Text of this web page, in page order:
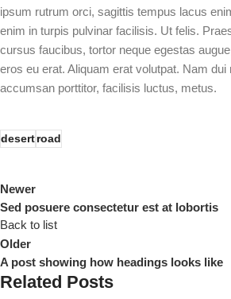
ipsum rutrum orci, sagittis tempus lacus
enim in turpis pulvinar facilisis. Ut felis.
cursus faucibus, tortor neque egestas
eros eu erat. Aliquam erat volutpat. Nam dui
accumsan porttitor, facilisis luctus, metus.
desertroad
Newer
Sed posuere consectetur est at lobortis
Back to list
Older
A post showing how headings looks like
Related Posts